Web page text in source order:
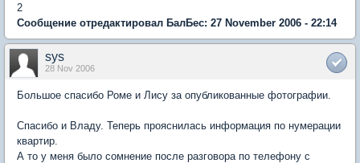
2
Сообщение отредактировал БалБес: 27 November 2006 - 22:14
sys
28 Nov 2006
Большое спасибо Роме и Лису за опубликованные фотографии.
Спасибо и Владу. Теперь прояснилась информация по нумерации
квартир.
А то у меня было сомнение после разговора по телефону с